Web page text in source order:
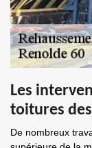
Les
toitures
De nombreux